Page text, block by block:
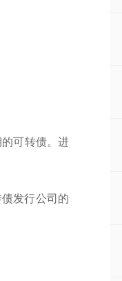
可转债。进
发行公司的